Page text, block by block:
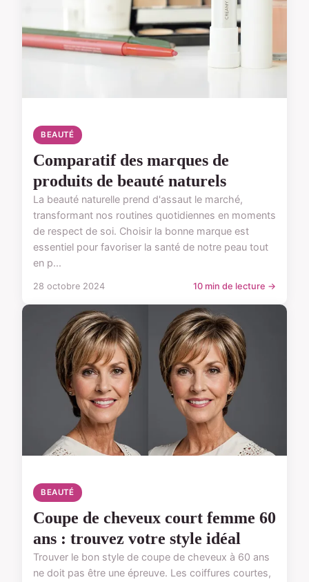
BEAUTÉ
Comparatif des marques de
produits de beauté naturels
La beauté naturelle prend d'assaut le marché,
transformant nos routines quotidiennes en moments
de respect de soi. Choisir la bonne marque est
essentiel pour favoriser la santé de notre peau tout
en p...
28 octobre 2024 10 min de lecture →
BEAUTÉ
Coupe de cheveux court femme 60
ans : trouvez votre style idéal
Trouver le bon style de coupe de cheveux à 60 ans
ne doit pas être une épreuve. Les coiffures courtes,